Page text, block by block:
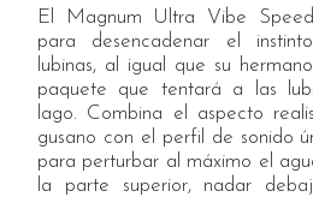
El Magnum Ultra Vibe
para desencadenar el
lubinas, al igual que su
paquete que tentará a las
lago. Combina el aspecto
gusano con el perfil de sonido
para perturbar al máximo el
la parte superior, nadar